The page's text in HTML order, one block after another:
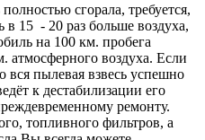
сгорала, требуется,
в 15 - 20 раз больше воздуха,
на 100 км. пробега
атмосферного воздуха. Если
вся пылевая взвесь успешно
к дестабилизации его
ремонту.
топливного фильтров, а